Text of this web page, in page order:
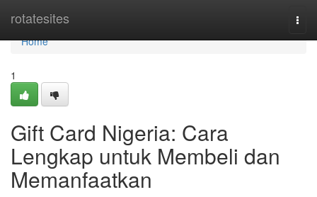
rotatesites
Home
Home
1
Gift Card Nigeria: Cara
Lengkap untuk Membeli dan
Memanfaatkan